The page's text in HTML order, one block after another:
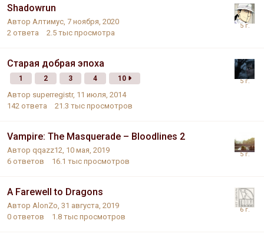
Shadowrun
Автор Алтимус, 7 ноября, 2020
2 ответа 2.5 тыс просмотра
Старая добрая эпоха
1 2 3 4 10
Автор superregistr, 11 июля, 2014
142 ответа 21.3 тыс просмотров
Vampire: The Masquerade – Bloodlines 2
Автор qqazz12, 10 мая, 2019
6 ответов 16.1 тыс просмотров
A Farewell to Dragons
Автор AlonZo, 31 августа, 2019
0 ответов 1.8 тыс просмотров